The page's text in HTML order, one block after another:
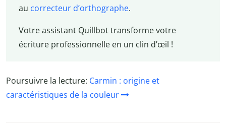
au correcteur d’orthographe.
Votre assistant Quillbot transforme votre
écriture professionnelle en un clin d’œil !
Poursuivre la lecture: Carmin : origine et
caractéristiques de la couleur